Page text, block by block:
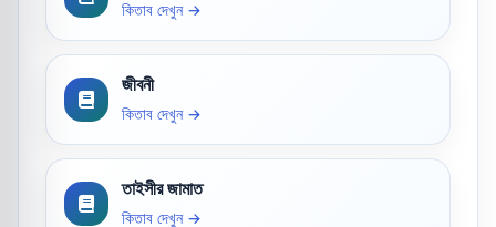
কিতাব দেখুন →
জীবনী
কিতাব দেখুন →
তাইসীর জামাত
কিতাব দেখুন →